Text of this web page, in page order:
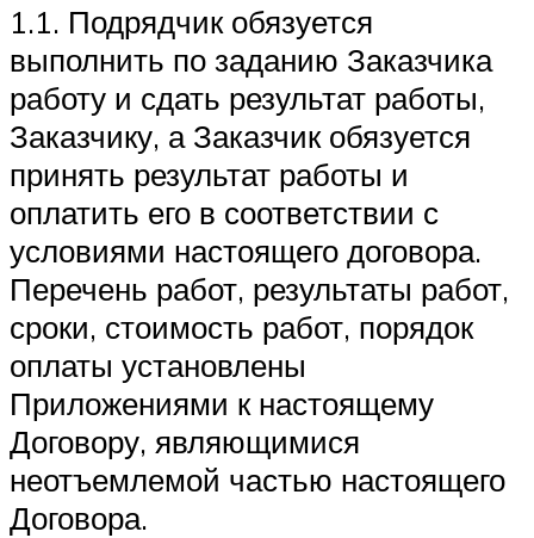
1.1. Подрядчик обязуется
выполнить по заданию Заказчика
работу и сдать результат работы,
Заказчику, а Заказчик обязуется
принять результат работы и
оплатить его в соответствии с
условиями настоящего договора.
Перечень работ, результаты работ,
сроки, стоимость работ, порядок
оплаты установлены
Приложениями к настоящему
Договору, являющимися
неотъемлемой частью настоящего
Договора.